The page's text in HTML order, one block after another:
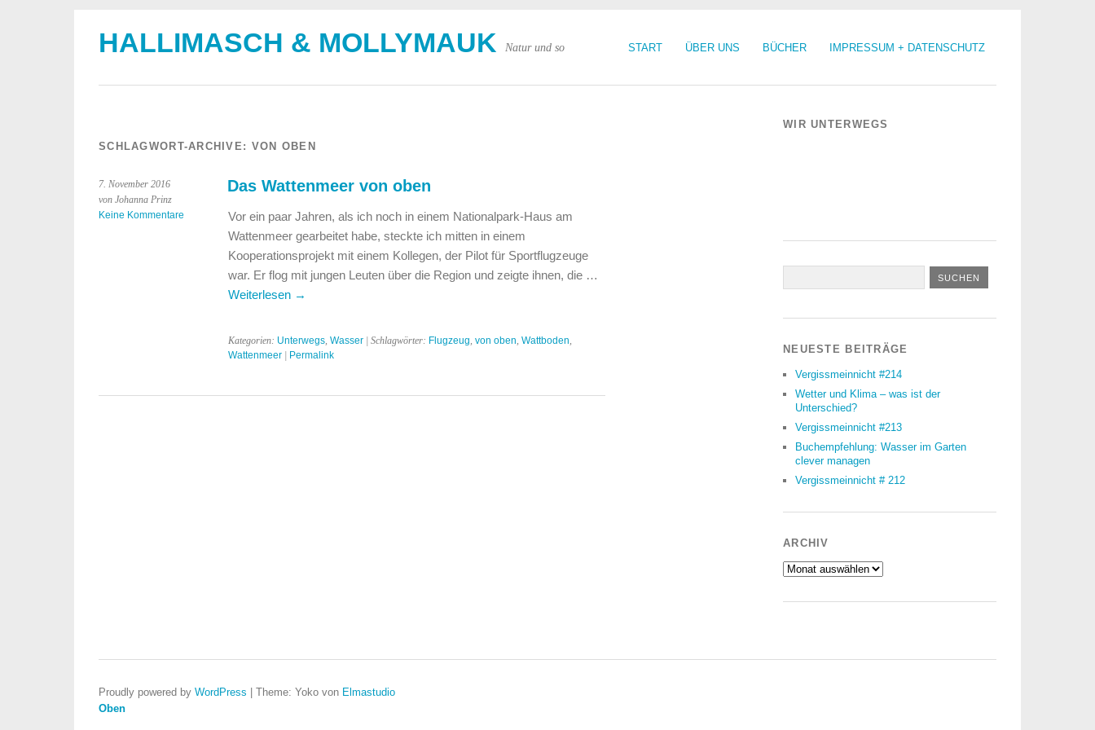
START ÜBER UNS BÜCHER IMPRESSUM + DATENSCHUTZ
HALLIMASCH & MOLLYMAUK Natur und so
SCHLAGWORT-ARCHIVE: VON OBEN
7. November 2016
von Johanna Prinz
Keine Kommentare
Das Wattenmeer von oben
Vor ein paar Jahren, als ich noch in einem Nationalpark-Haus am
Wattenmeer gearbeitet habe, steckte ich mitten in einem
Kooperationsprojekt mit einem Kollegen, der Pilot für Sportflugzeuge
war. Er flog mit jungen Leuten über die Region und zeigte ihnen, die …
Weiterlesen →
Kategorien: Unterwegs, Wasser| Schlagwörter: Flugzeug, von oben, Wattboden,
Wattenmeer| Permalink
WIR UNTERWEGS
NEUESTE BEITRÄGE
Vergissmeinnicht #214
Wetter und Klima – was ist der
Unterschied?
Vergissmeinnicht #213
Buchempfehlung: Wasser im Garten
clever managen
Vergissmeinnicht # 212
ARCHIV
Archiv
Proudly powered by WordPress Theme: Yoko von Elmastudio
Oben